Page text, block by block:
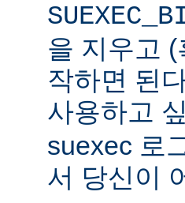
을 지우고
작하면 된
사용하고
suexec 로
서 당신이